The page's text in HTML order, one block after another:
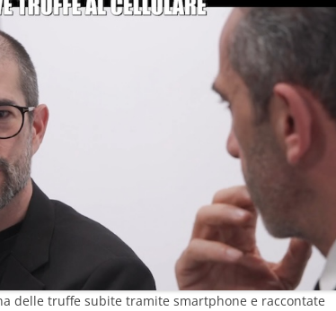
delle truffe subite tramite smartphone e raccontate